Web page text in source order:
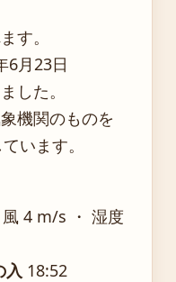
す。
6月23日
した。
機関のものを
います。
4 m/s ・ 湿度
入 18:52